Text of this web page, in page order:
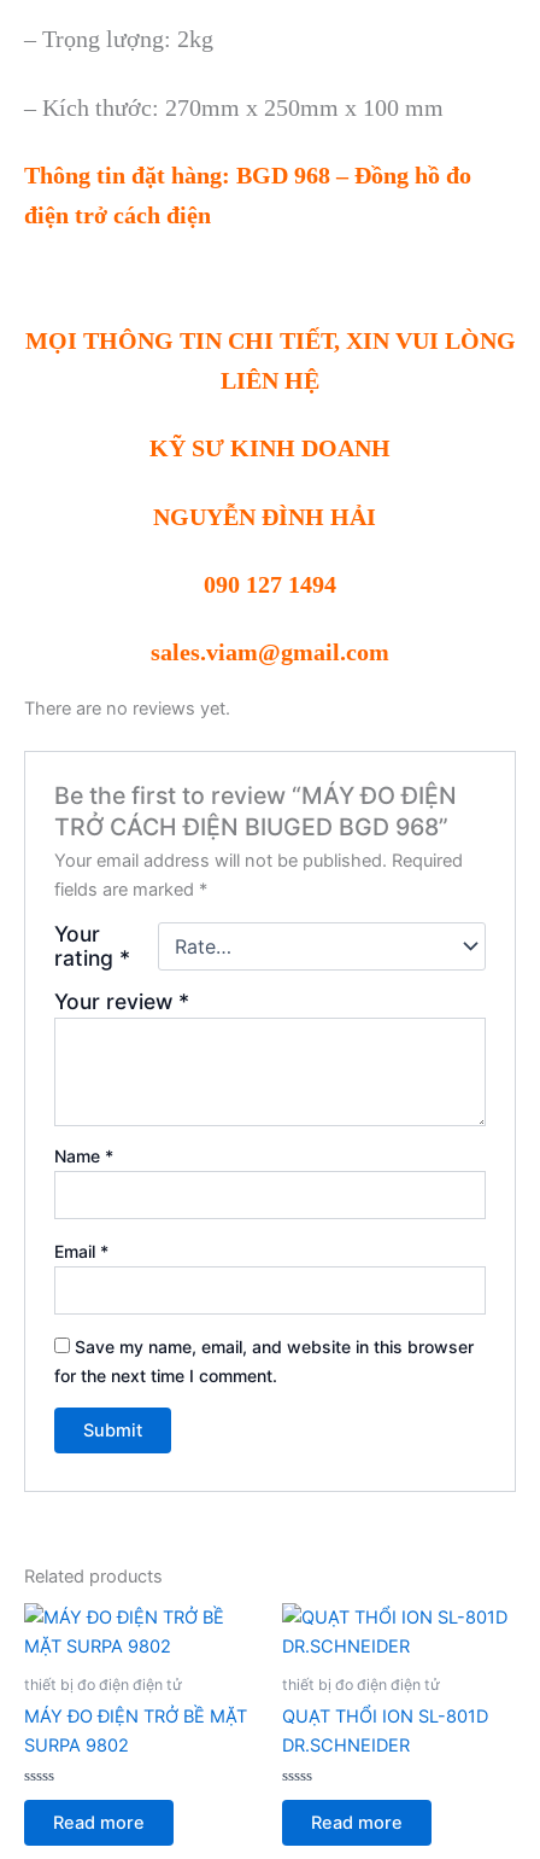
– Trọng lượng: 2kg
– Kích thước: 270mm x 250mm x 100 mm
Thông tin đặt hàng: BGD 968 – Đồng hồ đo
điện trở cách điện
MỌI THÔNG TIN CHI TIẾT, XIN VUI LÒNG
LIÊN HỆ
KỸ SƯ KINH DOANH
NGUYỄN ĐÌNH HẢI
090 127 1494
sales.viam@gmail.com
There are no reviews yet.
Be the first to review “MÁY ĐO ĐIỆN
TRỞ CÁCH ĐIỆN BIUGED BGD 968”
Your email address will not be published. Required
fields are marked *
Your
rating *
Your review *
Name *
Email *
Save my name, email, and website in this browser
for the next time I comment.
Related products
thiết bị đo điện điện tử
MÁY ĐO ĐIỆN TRỞ BỀ MẶT
SURPA 9802
Rated
of
Read more
thiết bị đo điện điện tử
QUẠT THỔI ION SL-801D
DR.SCHNEIDER
Rated
of
Read more